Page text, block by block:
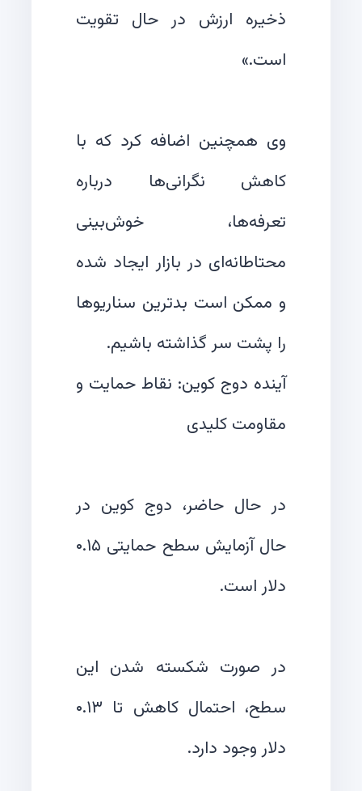
ذخیره ارزش در حال تقویت
وی همچنین اضافه کرد که با
کاهش نگرانی‌ها درباره
تعرفه‌ها، خوش‌بینی
محتاطانه‌ای در بازار ایجاد شده
و ممکن است بدترین سناریوها
آینده دوج کوین: نقاط حمایت و
در حال حاضر، دوج کوین در
حال آزمایش سطح حمایتی ۰.۱۵
در صورت شکسته شدن این
سطح، احتمال کاهش تا ۰.۱۳